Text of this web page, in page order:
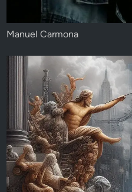
Manuel Carmona